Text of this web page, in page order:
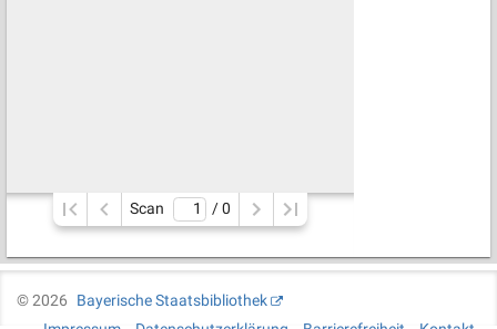
Scan / 0
©2026
Bayerische Staatsbibliothek